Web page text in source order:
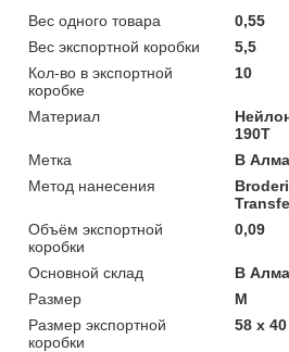
Вес одного товара
0,55
Вес экспортной коробки
5,5
Кол-во в экспортной
коробке
10
Материал
190T
Метка
В
Метод нанесения
Объём экспортной
коробки
0,09
Основной склад
В
Размер
M
Размер экспортной
коробки
58 x